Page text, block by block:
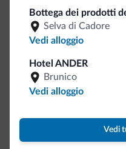
Inglese
Quotidiano gratuito nella
Camere comunicanti
Aree pubbliche non
Quotidiani
Motociclisti benvenuti
Bottega dei prodotti
Selva di Cadore
Vedi alloggio
Hotel ANDER
Brunico
Vedi alloggio
Vedi